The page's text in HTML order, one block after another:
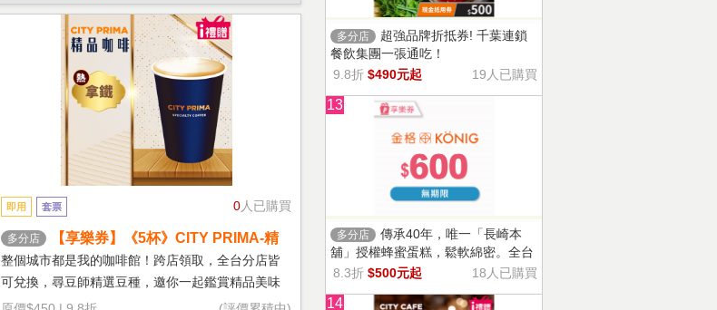
0人已購買
即用 套票
多分店
【享樂券】《5杯》CITY PRIMA-精
品拿鐵(中杯-熱)
整個城市都是我的咖啡館！跨店領取，全台分店皆
可兌換，尋豆師精選豆種，邀你一起鑑賞精品美味
多分店
超強品牌折抵券! 千葉連鎖
餐飲集團一張通吃！
9.8折 $490元起 19人已購買
13
多分店
傳承40年，唯一「長崎本
舖」授權蜂蜜蛋糕，鬆軟綿密。全台
13家門市適用，自選商品，幸福烘焙
8.3折 $500元起 18人已購買
14